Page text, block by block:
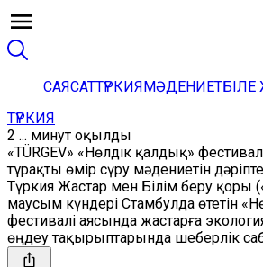
САЯСАТТҮРКИЯМӘДЕНИЕТБІЛЕ
ТҮРКИЯ
2 ... минут оқылды
«TÜRGEV» «Нөлдік қалдық»
тұрақты өмір сүру мәдениетін
Түркия Жастар мен Білім беру қоры
маусым күндері Стамбулда өтетін
фестивалі аясында жастарға
өңдеу тақырыптарында шеберлік